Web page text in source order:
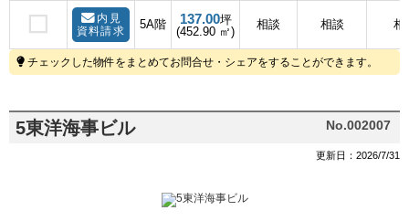
内見
資料請求
5A階 137.00坪
(452.90 ㎡)
相談 相談 相
チェックした物件をまとめてお問合せ・シェアをすることができます。
5東洋海事ビル No.002007
更新日：2026/7/31